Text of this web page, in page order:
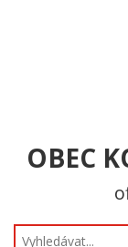
OBEC
Hledat